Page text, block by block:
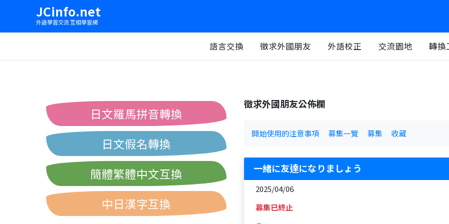
JCinfo.net
外語學習交流 互相學習網
語言交換 徵求外國朋友 外語校正 交流園地 轉換
徵求外國朋友公佈欄
開始使用的注意事項 募集一覽 募集 收藏
一緒に友達になりましょう
2025/04/06
募集已終止
日文羅馬拼音轉換
日文假名轉換
簡體繁體中文互換
中日漢字互換